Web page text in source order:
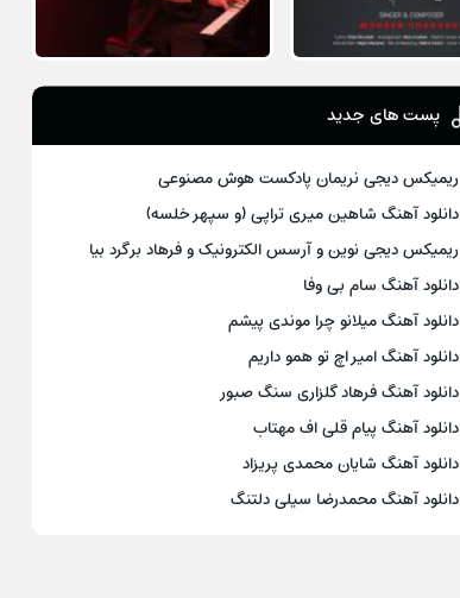
پست های جدید
ریمیکس دیجی نریمان پادکست هوش مصنوعی
دانلود آهنگ شاهین میری تراپی (و سپهر خلسه)
ریمیکس دیجی نوین و آرسس الکترونیک و فرهاد برگرد بیا
دانلود آهنگ سام بی وفا
دانلود آهنگ میلانو چرا موندی پیشم
دانلود آهنگ امیر اچ تو همو داریم
دانلود آهنگ فرهاد گلزاری سنگ صبور
دانلود آهنگ پیام قلی اف مهتاب
دانلود آهنگ شایان محمدی پریزاد
دانلود آهنگ محمدرضا سیلی دلتنگ